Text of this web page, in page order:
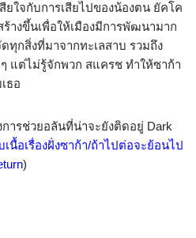
ยใจกับการเสียไปของน้องตน ยัคโค
างขึ้นเพื่อให้เมืองมีการพัฒนามาก
ทุกสิ่งที่มาจากทะเลสาบ รวมถึง
แต่ไม่รู้จักพวก สแครช ทำให้ซาก้า
ธอ
ารช่วยอลันที่น่าจะยังติดอยู่ Dark
เนื้อเรื่องฝั่งซาก้า/ถ้าไปต่อจะย้อนไป
)